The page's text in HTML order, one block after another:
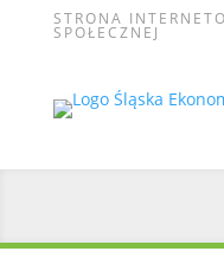
STRONA
SPOŁECZNEJ